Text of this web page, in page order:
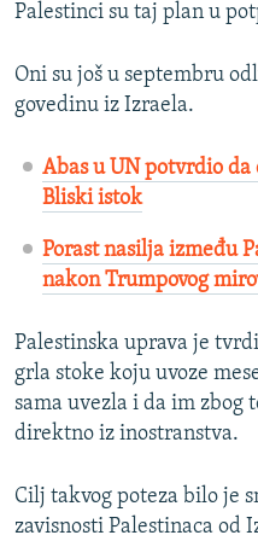
Palestinci su taj plan u
Oni su još u septembru
govedinu iz Izraela.
Abas u UN potvrdio da
Bliski istok
Porast nasilja između
nakon Trumpovog
Palestinska uprava je
grla stoke koju uvoze
sama uvezla i da im zbog
direktno iz inostranstva.
Cilj takvog poteza bilo je
zavisnosti Palestinaca od